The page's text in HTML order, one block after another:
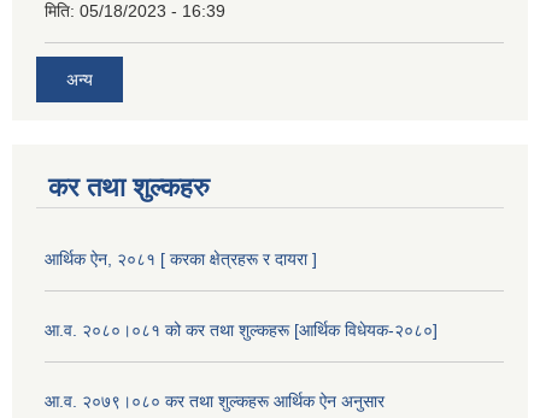
मिति: 05/18/2023 - 16:39
अन्य
कर तथा शुल्कहरु
आर्थिक ऐन, २०८१ [ करका क्षेत्रहरू र दायरा ]
आ.व. २०८०।०८१ को कर तथा शुल्कहरू [आर्थिक विधेयक-२०८०]
आ.व. २०७९।०८० कर तथा शुल्कहरू आर्थिक ऐन अनुसार